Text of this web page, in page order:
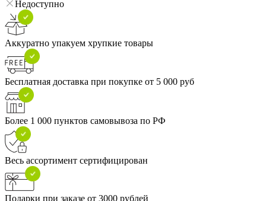
Недоступно
Аккуратно упакуем хрупкие товары
Бесплатная доставка при покупке от 5 000 руб
Более 1 000 пунктов самовывоза по РФ
Весь ассортимент сертифицирован
Подарки при заказе от 3000 рублей